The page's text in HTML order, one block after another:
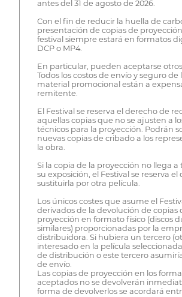
antes del 31 de agosto de 2026.
Con el fin de reducir la huella de
presentación de copias de proyección
festival siempre estará en formatos
DCP o MP4.
En particular, pueden aceptarse
Todos los costos de envío y seguro de
material promocional están a
remitente.
El Festival se reserva el derecho de
aquellas copias que no se ajusten a
técnicos para la proyección. Podrán
nuevas copias de cribado a los
la obra.
Si la copia de la proyección no llega
su exposición, el Festival se reserva el
sustituirla por otra película.
Los únicos costes que asume el
derivados de la devolución de copias
proyección en formato físico (discos
similares) proporcionadas por la
distribuidora. Si hubiera un tercero
interesado en la película
de distribución o este tercero
de envío.
Las copias de proyección en los
aceptados no se devolverán
forma de devolverlos se acordará